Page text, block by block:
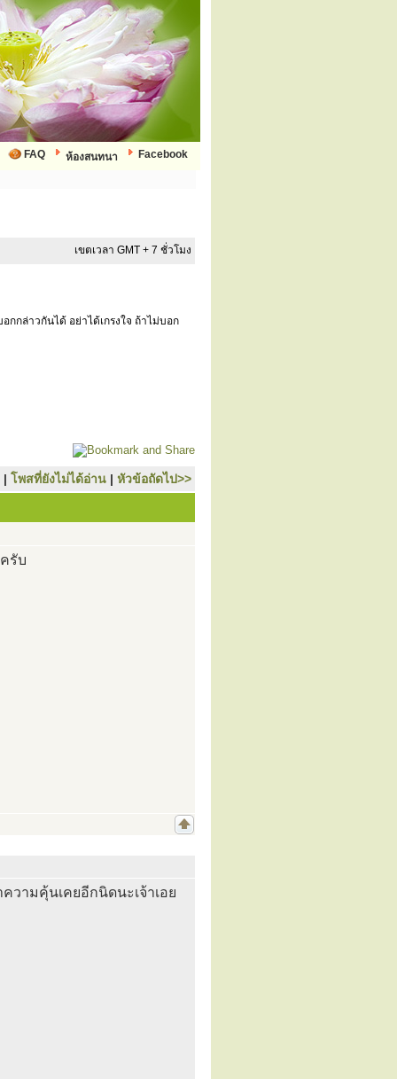
Facebook
ห้องสนทนา
FAQ
เขตเวลา GMT + 7 ชั่วโมง
กกล่าวกันได้ อย่าได้เกรงใจ ถ้าไม่บอก
| โพสที่ยังไม่ได้อ่าน | หัวข้อถัดไป>>
รับ
วามคุ้นเคยอีกนิดนะเจ้าเอย